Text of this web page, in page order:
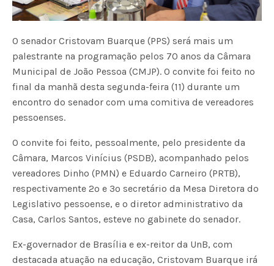
O senador Cristovam Buarque (PPS) será mais um
palestrante na programação pelos 70 anos da Câmara
Municipal de João Pessoa (CMJP). O convite foi feito no
final da manhã desta segunda-feira (11) durante um
encontro do senador com uma comitiva de vereadores
pessoenses.
O convite foi feito, pessoalmente, pelo presidente da
Câmara, Marcos Vinícius (PSDB), acompanhado pelos
vereadores Dinho (PMN) e Eduardo Carneiro (PRTB),
respectivamente 2º e 3º secretário da Mesa Diretora do
Legislativo pessoense, e o diretor administrativo da
Casa, Carlos Santos, esteve no gabinete do senador.
Ex-governador de Brasília e ex-reitor da UnB, com
destacada atuação na educação, Cristovam Buarque irá